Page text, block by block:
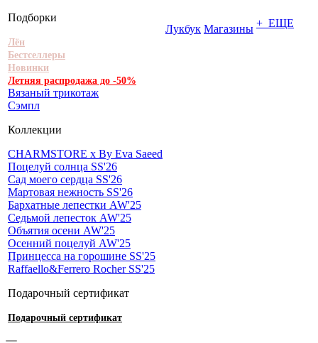
Подборки
Лён
Бестселлеры
Новинки
Летняя распродажа до -50%
Вязаный трикотаж
Сэмпл
Коллекции
CHARMSTORE х By Eva Saeed
Поцелуй солнца SS'26
Сад моего сердца SS'26
Мартовая нежность SS'26
Бархатные лепестки AW'25
Седьмой лепесток AW'25
Объятия осени AW'25
Осенний поцелуй AW'25
Принцесса на горошине SS'25
Raffaello&Ferrero Rocher SS'25
Подарочный сертификат
Подарочный сертификат
Лукбук Магазины + ЕЩЕ